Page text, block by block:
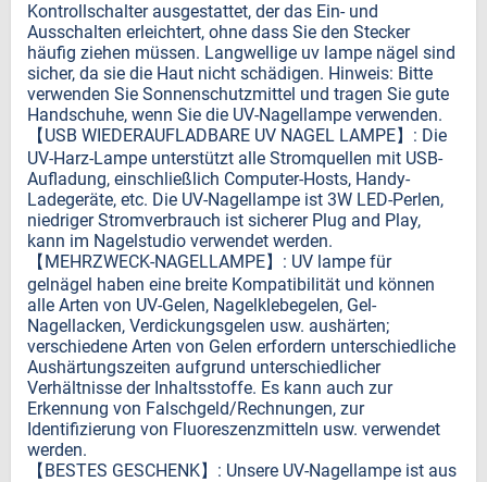
Kontrollschalter ausgestattet, der das Ein- und
Ausschalten erleichtert, ohne dass Sie den Stecker
häufig ziehen müssen. Langwellige uv lampe nägel sind
sicher, da sie die Haut nicht schädigen. Hinweis: Bitte
verwenden Sie Sonnenschutzmittel und tragen Sie gute
Handschuhe, wenn Sie die UV-Nagellampe verwenden.
【USB WIEDERAUFLADBARE UV NAGEL LAMPE】: Die
UV-Harz-Lampe unterstützt alle Stromquellen mit USB-
Aufladung, einschließlich Computer-Hosts, Handy-
Ladegeräte, etc. Die UV-Nagellampe ist 3W LED-Perlen,
niedriger Stromverbrauch ist sicherer Plug and Play,
kann im Nagelstudio verwendet werden.
【MEHRZWECK-NAGELLAMPE】: UV lampe für
gelnägel haben eine breite Kompatibilität und können
alle Arten von UV-Gelen, Nagelklebegelen, Gel-
Nagellacken, Verdickungsgelen usw. aushärten;
verschiedene Arten von Gelen erfordern unterschiedliche
Aushärtungszeiten aufgrund unterschiedlicher
Verhältnisse der Inhaltsstoffe. Es kann auch zur
Erkennung von Falschgeld/Rechnungen, zur
Identifizierung von Fluoreszenzmitteln usw. verwendet
werden.
【BESTES GESCHENK】: Unsere UV-Nagellampe ist aus